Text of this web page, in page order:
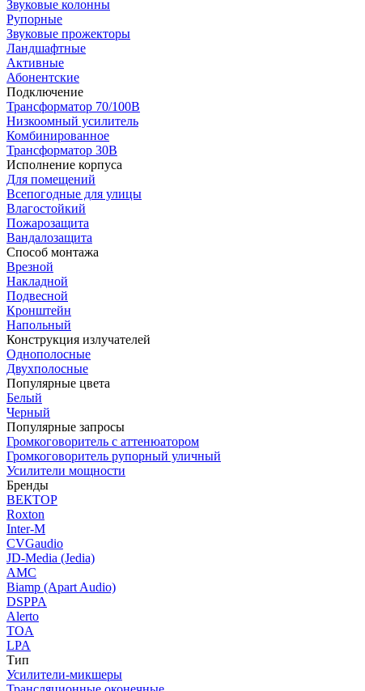
Звуковые колонны
Рупорные
Звуковые прожекторы
Ландшафтные
Активные
Абонентские
Подключение
Трансформатор 70/100В
Низкоомный усилитель
Комбинированное
Трансформатор 30В
Исполнение корпуса
Для помещений
Всепогодные для улицы
Влагостойкий
Пожарозащита
Вандалозащита
Способ монтажа
Врезной
Накладной
Подвесной
Кронштейн
Напольный
Конструкция излучателей
Однополосные
Двухполосные
Популярные цвета
Белый
Черный
Популярные запросы
Громкоговоритель с аттенюатором
Громкоговоритель рупорный уличный
Усилители мощности
Бренды
ВЕКТОР
Roxton
Inter-M
CVGaudio
JD-Media (Jedia)
AMC
Biamp (Apart Audio)
DSPPA
Alerto
TOA
LPA
Тип
Усилители-микшеры